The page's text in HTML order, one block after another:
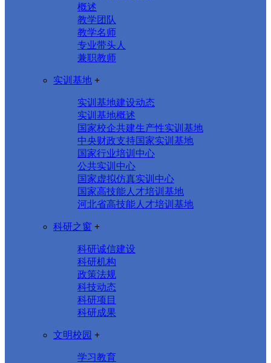
概述
教学团队
教学名师
专业带头人
兼职教师
实训基地 +
实训基地建设动态
实训基地概述
国家校企共建生产性实训基地
中央财政支持国家实训基地
国家行业培训中心
公共实训中心
国家虚拟仿真实训中心
国家高技能人才培训基地
河北省高技能人才培训基地
科研之窗 +
科研诚信建设
科研机构
政策法规
科技动态
科研项目
科研成果
文明校园 +
学习教育